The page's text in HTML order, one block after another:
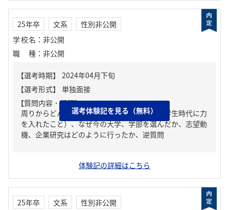
25年卒 文系
性別非公開
学校名 ： 非公開
職種 ： 非公開
【質問内容・課題】
周りからどんな人といわれる？、ガクチカ（学生時代に力
を入れたこと）、なぜ今の大学、学部を選んだか、志望動
機、企業研究はどのように行ったか、逆質問
選考体験記を見る（無料）
体験記の詳細はこちら
25年卒 文系
性別非公開